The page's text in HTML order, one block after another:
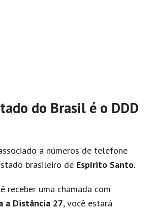
do Brasil é o DDD
a números de telefone
brasileiro de Espírito Santo.
receber uma chamada com
a Distância 27, você estará